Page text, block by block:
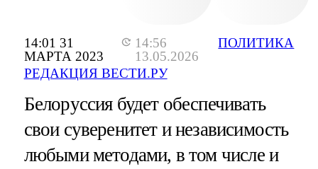
14:01 31
МАРТА 2023
14:56
13.05.2026
РЕДАКЦИЯ ВЕСТИ.РУ
ПОЛИТИКА
Белоруссия будет обеспечивать
свои суверенитет и независимость
любыми методами, в том числе и